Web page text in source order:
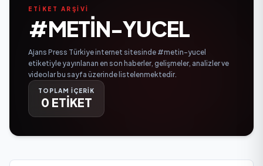
ETİKET ARŞİVİ
#METIN-YUCEL
Ajans Press Türkiye internet sitesinde #metin-yucel
etiketiyle yayınlanan en son haberler, gelişmeler, analizler ve
videolar bu sayfa üzerinde listelenmektedir.
TOPLAM İÇERİK
0 ETİKET